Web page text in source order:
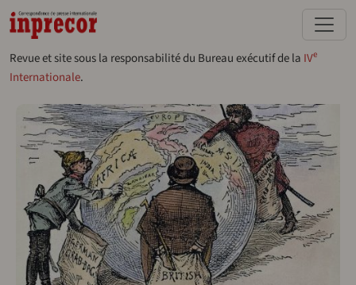
Aller au contenu principal
Revue et site sous la responsabilité du Bureau exécutif de la IVe
Internationale.